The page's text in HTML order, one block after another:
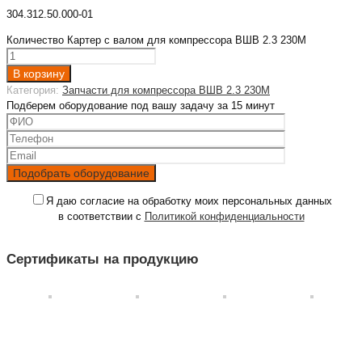
304.312.50.000-01
Количество Картер с валом для компрессора ВШВ 2.3 230М
В корзину
Категория: Запчасти для компрессора ВШВ 2.3 230М
Подберем оборудование под вашу задачу за 15 минут
Я даю согласие на обработку моих персональных данных
в соответствии с Политикой конфиденциальности
Сертификаты на продукцию